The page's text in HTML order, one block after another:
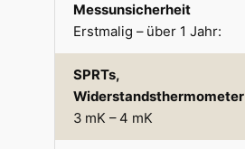
Messunsicherheit
Erstmalig – über 1 Jahr:
SPRTs,
Widerstandsthermometer
3 mK – 4 mK